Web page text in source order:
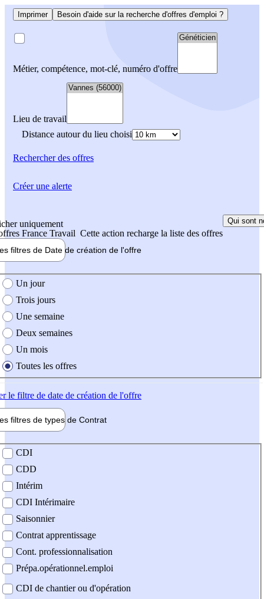
Imprimer Besoin d'aide sur la recherche d'offres d'emploi ?
Métier, compétence, mot-clé, numéro d'offre
Lieu de travail
Distance autour du lieu choisi
Rechercherdes offres
uniquement
France Travail Cette action recharge la liste des offres
Qui sont
filtres de Date de création de l'offre
création de l'offre
Un jour
Trois jours
Une semaine
Deux semaines
Un mois
Toutes les offres
le filtre de date de création de l'offre
filtres de types de Contrat
contrat
CDI
CDD
Intérim
CDI Intérimaire
Saisonnier
Contrat apprentissage
Cont. professionnalisation
Prépa.opérationnel.emploi
CDI de chantier ou d'opération
Créer une alerte